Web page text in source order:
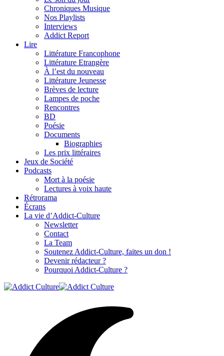
Chroniques Musique
Nos Playlists
Interviews
Addict Report
Lire
Littérature Francophone
Littérature Etrangère
À l’est du nouveau
Littérature Jeunesse
Brèves de lecture
Lampes de poche
Rencontres
BD
Poésie
Documents
Biographies
Les prix littéraires
Jeux de Société
Podcasts
Mort à la poésie
Lectures à voix haute
Rétrorama
Écrans
La vie d’Addict-Culture
Newsletter
Contact
La Team
Soutenez Addict-Culture, faites un don !
Devenir rédacteur ?
Pourquoi Addict-Culture ?